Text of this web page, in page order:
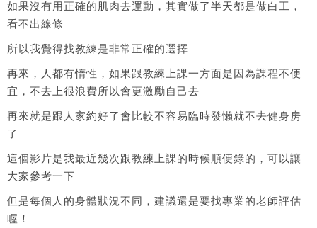
如果沒有用正確的肌肉去運動，其實做了半天都是做白工，
看不出線條
所以我覺得找教練是非常正確的選擇
再來，人都有惰性，如果跟教練上課一方面是因為課程不便
宜，不去上很浪費所以會更激勵自己去
再來就是跟人家約好了會比較不容易臨時發懶就不去健身房
了
這個影片是我最近幾次跟教練上課的時候順便錄的，可以讓
大家參考一下
但是每個人的身體狀況不同，建議還是要找專業的老師評估
喔！